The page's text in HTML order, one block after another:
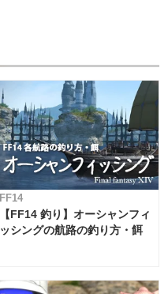
FF14
【FF14 釣り】オーシャンフィ
ッシングの航路の釣り方・餌